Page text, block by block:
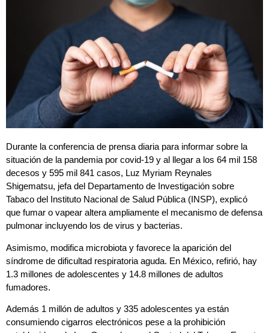
Durante la conferencia de prensa diaria para informar sobre la
situación de la pandemia por covid-19 y al llegar a los 64 mil 158
decesos y 595 mil 841 casos, Luz Myriam Reynales
Shigematsu, jefa del Departamento de Investigación sobre
Tabaco del Instituto Nacional de Salud Pública (INSP), explicó
que fumar o vapear altera ampliamente el mecanismo de defensa
pulmonar incluyendo los de virus y bacterias.
Asimismo, modifica microbiota y favorece la aparición del
síndrome de dificultad respiratoria aguda. En México, refirió, hay
1.3 millones de adolescentes y 14.8 millones de adultos
fumadores.
Además 1 millón de adultos y 335 adolescentes ya están
consumiendo cigarros electrónicos pese a la prohibición